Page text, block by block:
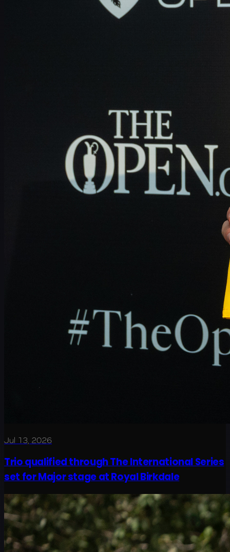
Jul 13, 2026
Trio qualified through The International Series
set for Major stage at Royal Birkdale